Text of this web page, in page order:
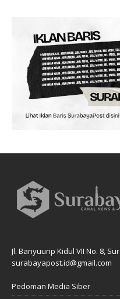
Jl. Banyuurip Kidul VII No. 8,
surabayapost.id@gmail.com
Pedoman Media Siber